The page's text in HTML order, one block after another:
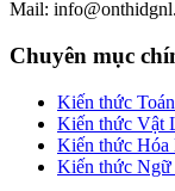
Mail:
Chuyên mục
Kiến thức
Kiến thức Vật
Kiến thức Hóa
Kiến thức Ngữ